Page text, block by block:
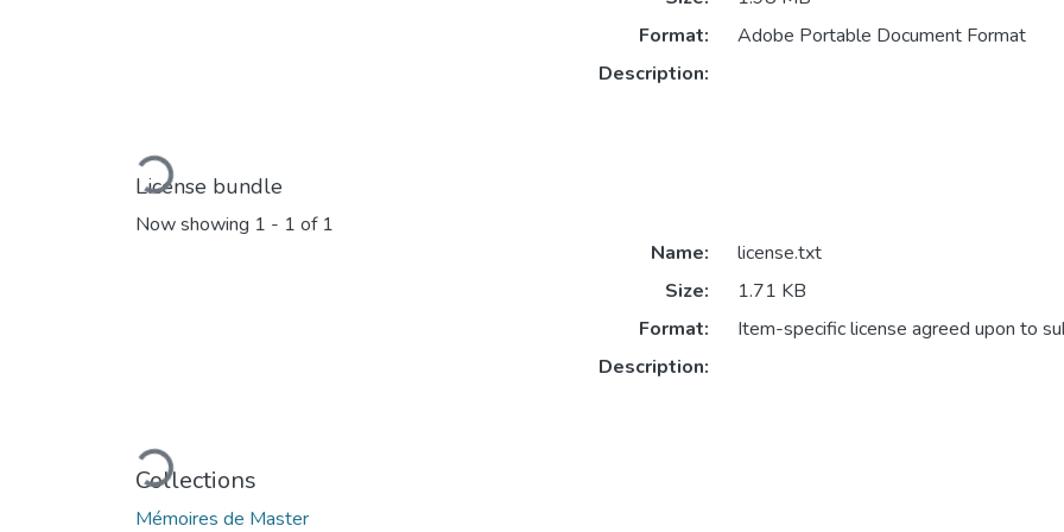
Loading...
Format:
Adobe Portable Document Format
Description:
License bundle
Now showing 1 - 1 of 1
Loading...
Name:
license.txt
Size:
1.71 KB
Format:
Item-specific license agreed upon to
Description:
Collections
Mémoires de Master